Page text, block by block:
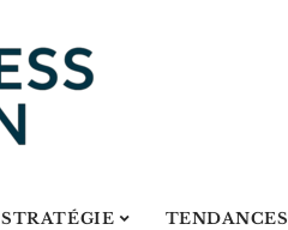
STRATÉGIE TENDANCES